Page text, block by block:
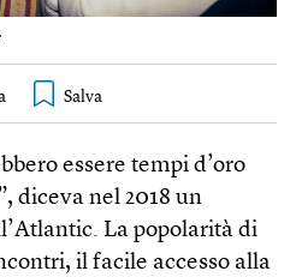
essere tempi d’oro
diceva nel 2018 un
La popolarità di
il facile accesso alla